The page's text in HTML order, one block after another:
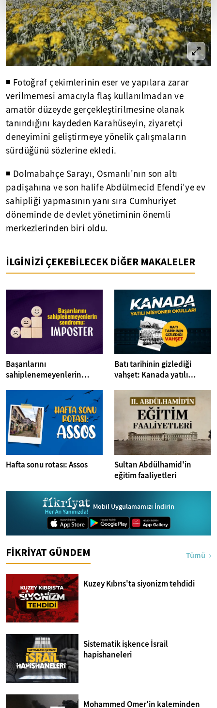
◾ Fotoğraf çekimlerinin eser ve yapılara zarar
verilmemesi amacıyla flaş kullanılmadan ve
amatör düzeyde gerçekleştirilmesine olanak
tanındığını kaydeden Karahüseyin, ziyaretçi
deneyimini geliştirmeye yönelik çalışmaların
sürdüğünü sözlerine ekledi.
◾ Dolmabahçe Sarayı, Osmanlı'nın son altı
padişahına ve son halife Abdülmecid Efendi'ye ev
sahipliği yapmasının yanı sıra Cumhuriyet
döneminde de devlet yönetiminin önemli
merkezlerinden biri oldu.
İLGİNİZİ ÇEKEBİLECEK DİĞER MAKALELER
Başarılarını
sahiplenemeyenlerin
Batı tarihinin gizlediği
vahşet: Kanada yatılı
Hafta sonu rotası: Assos
Sultan Abdülhamid'in
eğitim faaliyetleri
Mobil Uygulamamızı İndirin
FİKRİYAT GÜNDEM Tümü
Kuzey Kıbrıs'ta siyonizm tehdidi
Sistematik işkence İsrail
hapishaneleri
Mohammed Omer'in kaleminden